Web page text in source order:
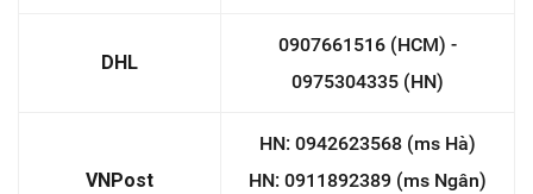
DHL
0907661516 (HCM) -
0975304335 (HN)
VNPost
HN: 0942623568 (ms Hà)
HN: 0911892389 (ms Ngân)